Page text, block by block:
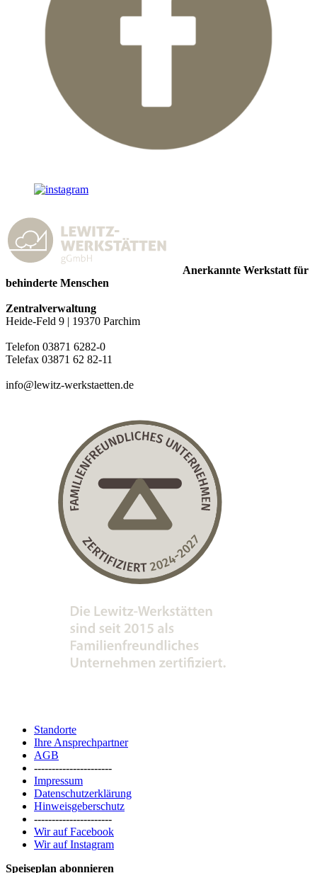
Anerkannte Werkstatt für
behinderte Menschen
Zentralverwaltung
Heide-Feld 9 | 19370 Parchim
Telefon 03871 6282-0
Telefax 03871 62 82-11
info@lewitz-werkstaetten.de
Standorte
Ihre Ansprechpartner
AGB
----------------------
Impressum
Datenschutzerklärung
Hinweisgeberschutz
----------------------
Wir auf Facebook
Wir auf Instagram
Speiseplan abonnieren